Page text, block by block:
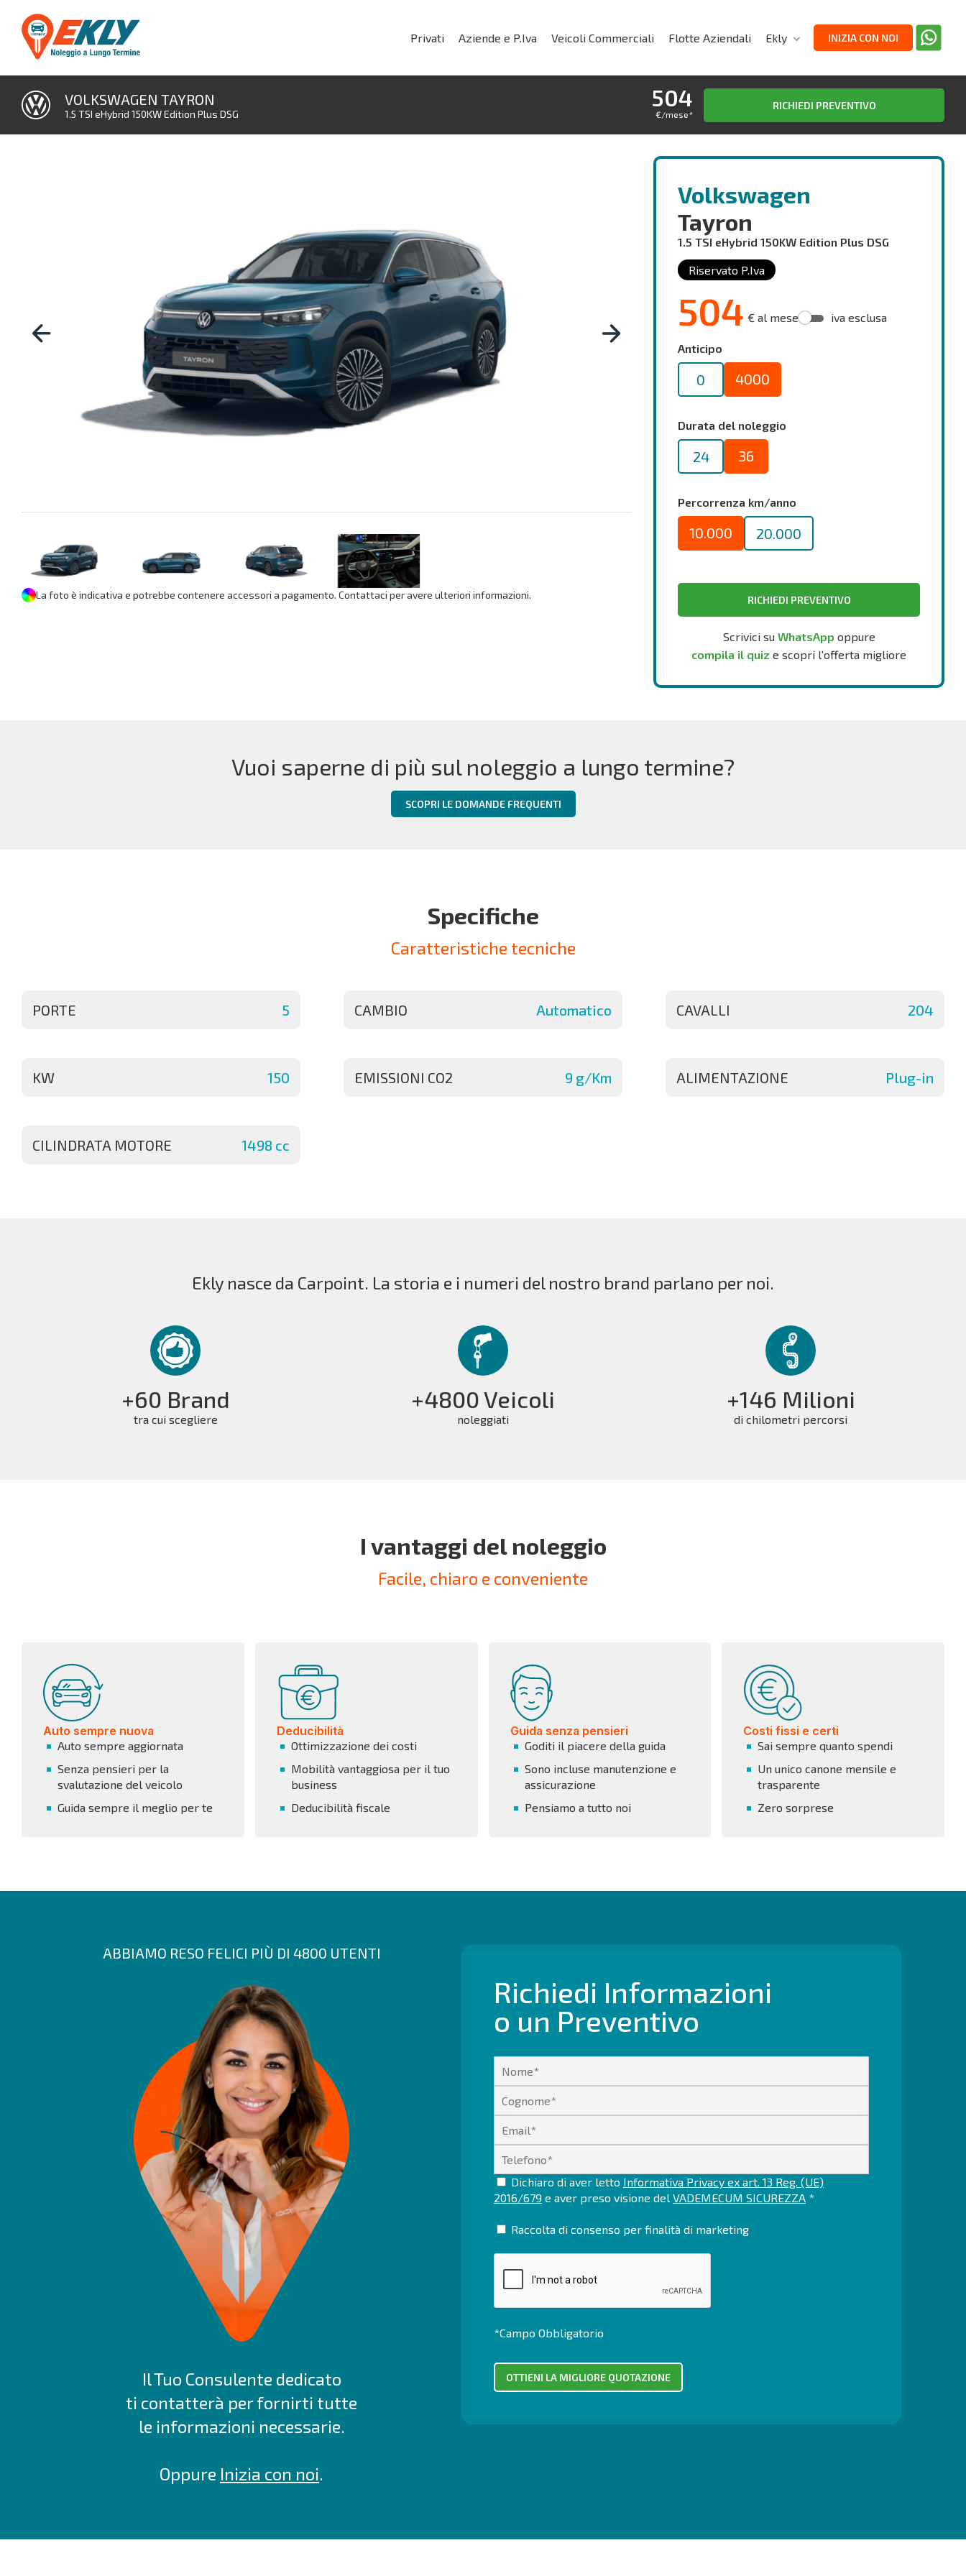
Privati Aziende e P.Iva Veicoli Commerciali Flotte Aziendali Ekly INIZIA CON NOI
VOLKSWAGEN TAYRON
1.5 TSI eHybrid 150KW Edition Plus DSG
504
€/mese*
RICHIEDI PREVENTIVO
La foto è indicativa e potrebbe contenere accessori a pagamento. Contattaci per avere ulteriori informazioni.
Volkswagen
Tayron
1.5 TSI eHybrid 150KW Edition Plus DSG
Riservato P.Iva
504 € al mese iva esclusa
Anticipo
0 4000
Durata del noleggio
24 36
Percorrenza km/anno
10.000 20.000
RICHIEDI PREVENTIVO
Scrivici su WhatsApp oppure
compila il quiz e scopri l'offerta migliore
Vuoi saperne di più sul noleggio a lungo termine?
SCOPRI LE DOMANDE FREQUENTI
Specifiche
Caratteristiche tecniche
PORTE 5 CAMBIO Automatico CAVALLI 204
KW 150 EMISSIONI CO2 9 g/Km ALIMENTAZIONE Plug-in
CILINDRATA MOTORE 1498 cc
Ekly nasce da Carpoint. La storia e i numeri del nostro brand parlano per noi.
+60 Brand
tra cui scegliere
+4800 Veicoli
noleggiati
+146 Milioni
di chilometri percorsi
I vantaggi del noleggio
Facile, chiaro e conveniente
Auto sempre nuova
Auto sempre aggiornata
Senza pensieri per la
svalutazione del veicolo
Guida sempre il meglio per te
Deducibilità
Ottimizzazione dei costi
Mobilità vantaggiosa per il tuo
business
Deducibilità fiscale
Guida senza pensieri
Goditi il piacere della guida
Sono incluse manutenzione e
assicurazione
Pensiamo a tutto noi
Costi fissi e certi
Sai sempre quanto spendi
Un unico canone mensile e
trasparente
Zero sorprese
ABBIAMO RESO FELICI PIÙ DI 4800 UTENTI
Il Tuo Consulente dedicato
ti contatterà per fornirti tutte
le informazioni necessarie.
Oppure Inizia con noi.
Richiedi Informazioni
o un Preventivo
Dichiaro di aver letto Informativa Privacy ex art. 13 Reg. (UE)
2016/679 e aver preso visione del VADEMECUM SICUREZZA *
Raccolta di consenso per finalità di marketing
*Campo Obbligatorio